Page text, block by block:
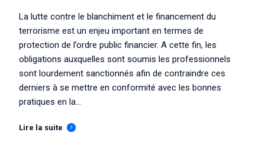
La lutte contre le blanchiment et le financement du
terrorisme est un enjeu important en termes de
protection de l’ordre public financier. A cette fin, les
obligations auxquelles sont soumis les professionnels
sont lourdement sanctionnés afin de contraindre ces
derniers à se mettre en conformité avec les bonnes
pratiques en la...
Lire la suite